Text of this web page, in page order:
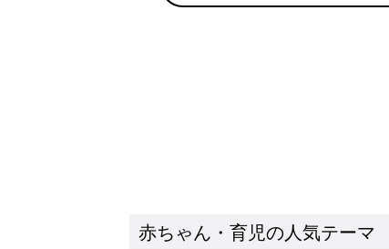
赤ちゃん・育児の人気テーマ